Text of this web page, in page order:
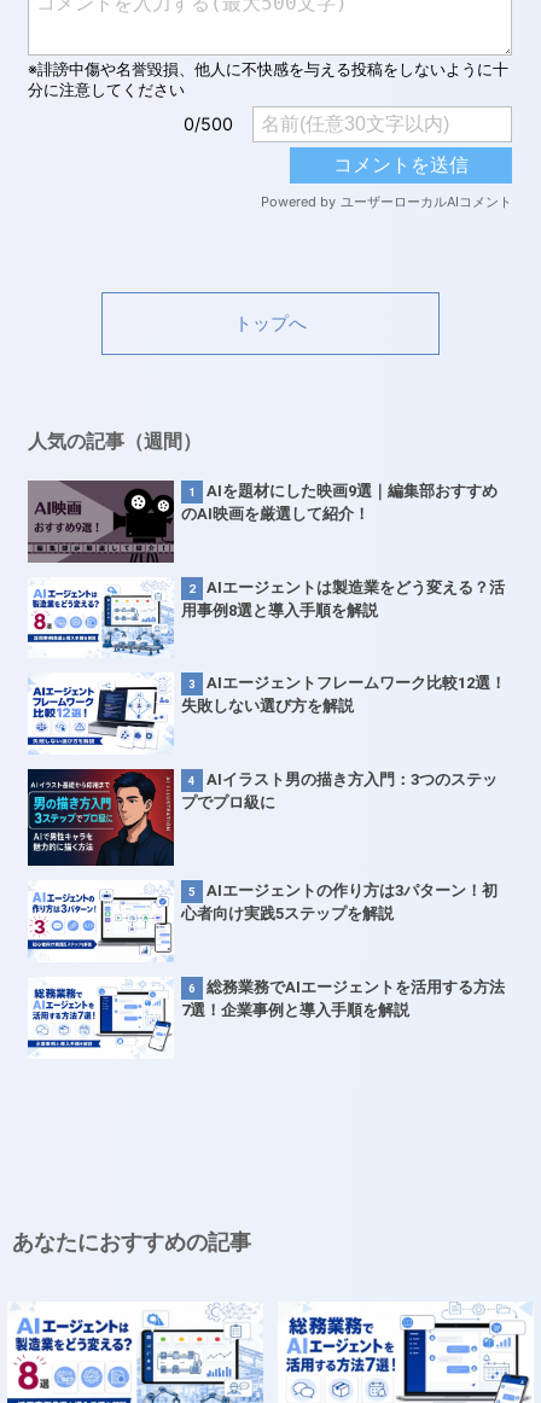
トップへ
人気の記事（週間）
AIを題材にした映画9選｜編集部おすすめ
のAI映画を厳選して紹介！
AIエージェントは製造業をどう変える？活
用事例8選と導入手順を解説
AIエージェントフレームワーク比較12選！
失敗しない選び方を解説
AIイラスト男の描き方入門：3つのステッ
プでプロ級に
AIエージェントの作り方は3パターン！初
心者向け実践5ステップを解説
総務業務でAIエージェントを活用する方法
7選！企業事例と導入手順を解説
あなたにおすすめの記事